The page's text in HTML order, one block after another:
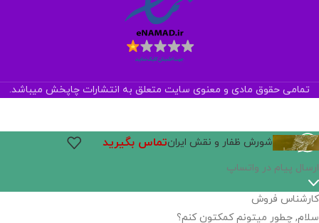
تمامی حقوق مادی و معنوی سایت متعلق به انتشارات چاپخش میباشد.
شورش ظفار و نقش ایرانتماس بگیرید
اگر